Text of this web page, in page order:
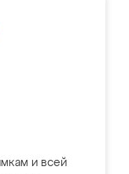
и всей